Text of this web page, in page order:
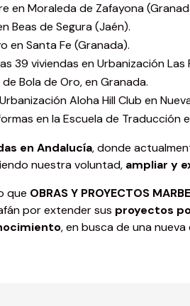
en Moraleda de Zafayona
Beas de Segura (Jaén).
en Santa Fe (Granada).
39 viviendas en Urbanización
Bola de Oro, en Granada.
Aloha Hill Club en
en la Escuela de Traducción
en Andalucía, donde
nuestra voluntad, ampliar y
que OBRAS Y PROYECTOS
por extender sus proyectos
, en busca de una